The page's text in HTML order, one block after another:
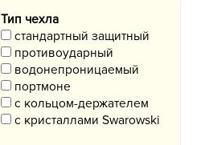
Тип чехла
стандартный защитный
противоударный
водонепроницаемый
портмоне
с кольцом-держателем
с кристаллами Swarowski